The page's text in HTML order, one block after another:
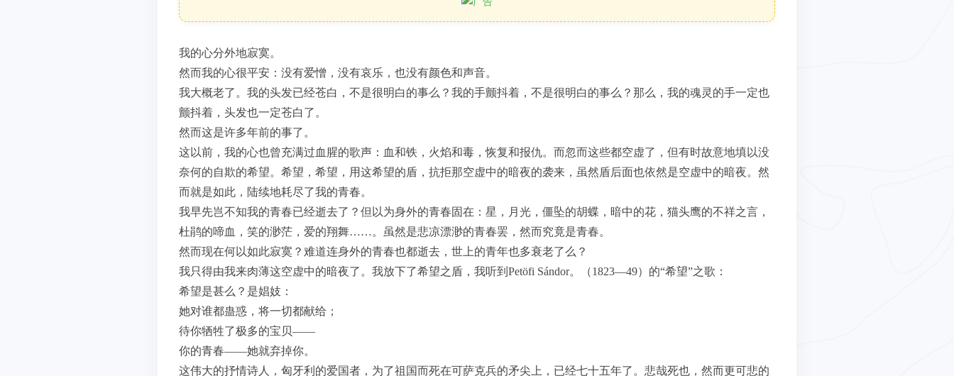
我的心分外地寂寞。
然而我的心很平安：没有爱憎，没有哀乐，也没有颜色和声音。
我大概老了。我的头发已经苍白，不是很明白的事么？我的手颤抖着，不是很明白的事么？那么，我的魂灵的手一定也
颤抖着，头发也一定苍白了。
然而这是许多年前的事了。
这以前，我的心也曾充满过血腥的歌声：血和铁，火焰和毒，恢复和报仇。而忽而这些都空虚了，但有时故意地填以没
奈何的自欺的希望。希望，希望，用这希望的盾，抗拒那空虚中的暗夜的袭来，虽然盾后面也依然是空虚中的暗夜。然
而就是如此，陆续地耗尽了我的青春。
我早先岂不知我的青春已经逝去了？但以为身外的青春固在：星，月光，僵坠的胡蝶，暗中的花，猫头鹰的不祥之言，
杜鹃的啼血，笑的渺茫，爱的翔舞……。虽然是悲凉漂渺的青春罢，然而究竟是青春。
然而现在何以如此寂寞？难道连身外的青春也都逝去，世上的青年也多衰老了么？
我只得由我来肉薄这空虚中的暗夜了。我放下了希望之盾，我听到Petöfi Sándor。（1823—49）的“希望”之歌：
希望是甚么？是娼妓：
她对谁都蛊惑，将一切都献给；
待你牺牲了极多的宝贝——
你的青春——她就弃掉你。
这伟大的抒情诗人，匈牙利的爱国者，为了祖国而死在可萨克兵的矛尖上，已经七十五年了。悲哉死也，然而更可悲的